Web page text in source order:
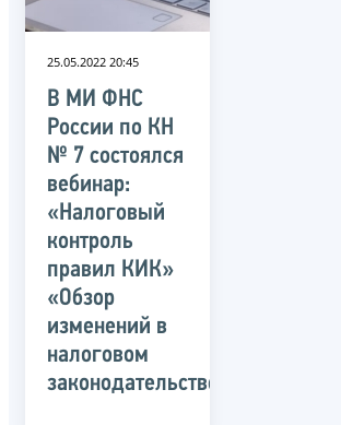
25.05.2022 20:45
В МИ ФНС
России по КН
№ 7 состоялся
вебинар:
«Налоговый
контроль
правил КИК»
«Обзор
изменений в
налоговом
законодательстве»